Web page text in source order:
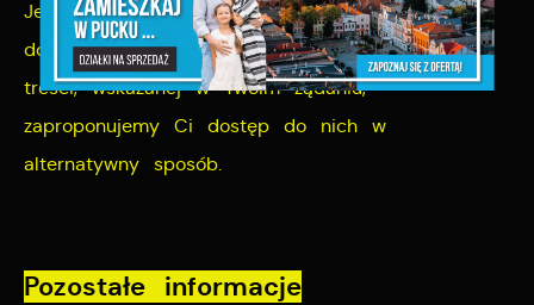
Jeżeli nie będziemy w stanie zapewnić
dostępności cyfrowej strony internetowej lub
treści, wskazanej w Twoim żądaniu,
zaproponujemy Ci dostęp do nich w
alternatywny sposób.
Pozostałe informacje